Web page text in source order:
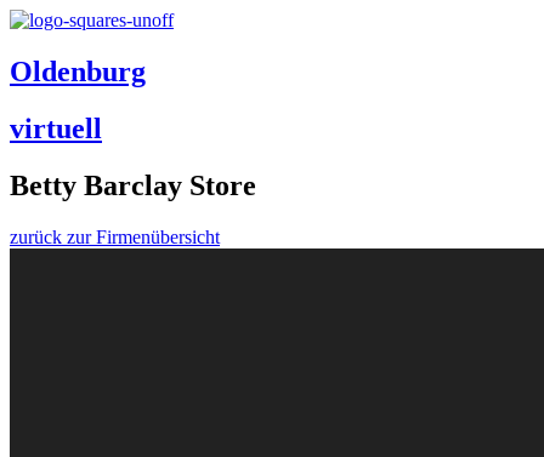
Oldenburg
virtuell
Betty Barclay Store
zurück zur Firmenübersicht